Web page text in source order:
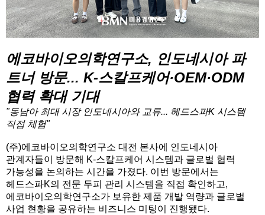
에코바이오의학연구소, 인도네시아 파
트너 방문... K-스칼프케어·OEM·ODM
협력 확대 기대
"동남아 최대 시장 인도네시아와 교류... 헤드스파K 시스템
직접 체험"
(주)에코바이오의학연구소 대전 본사에 인도네시아
관계자들이 방문해 K-스칼프케어 시스템과 글로벌 협력
가능성을 논의하는 시간을 가졌다. 이번 방문에서는
헤드스파K의 전문 두피 관리 시스템을 직접 확인하고,
에코바이오의학연구소가 보유한 제품 개발 역량과 글로벌
사업 현황을 공유하는 비즈니스 미팅이 진행됐다.